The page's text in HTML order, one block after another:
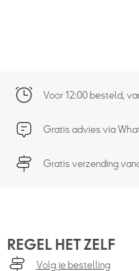
Voor 12:00 besteld,
Gratis advies via
Gratis verzending
REGEL HET ZELF
Volg je bestelling